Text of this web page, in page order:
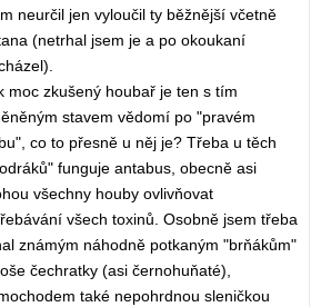
neurčil jen vyloučil ty běžnější včetně
(netrhal jsem je a po okoukaní
moc zkušený houbař je ten s tím
stavem vědomí po "pravém
co to přesně u něj je? Třeba u těch
funguje antabus, obecně asi
všechny houby ovlivňovat
všech toxinů. Osobně jsem třeba
známým náhodně potkaným "brňákům"
čechratky (asi černohuňaté),
také nepohrdnou sleničkou